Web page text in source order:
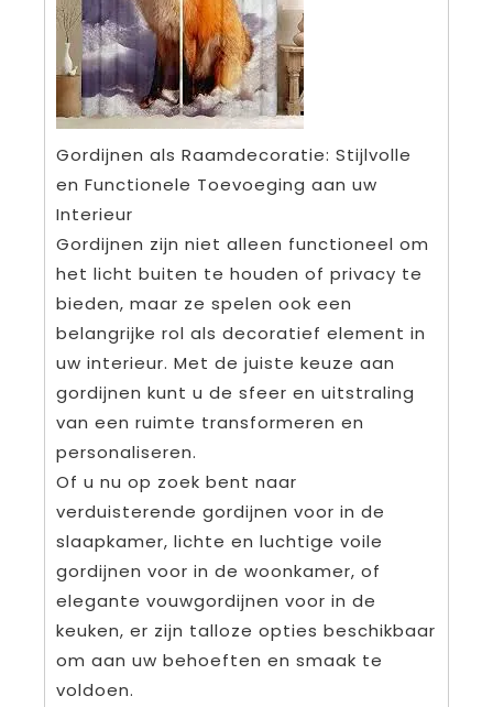
Gordijnen als Raamdecoratie: Stijlvolle
en Functionele Toevoeging aan uw
Interieur
Gordijnen zijn niet alleen functioneel om
het licht buiten te houden of privacy te
bieden, maar ze spelen ook een
belangrijke rol als decoratief element in
uw interieur. Met de juiste keuze aan
gordijnen kunt u de sfeer en uitstraling
van een ruimte transformeren en
personaliseren.
Of u nu op zoek bent naar
verduisterende gordijnen voor in de
slaapkamer, lichte en luchtige voile
gordijnen voor in de woonkamer, of
elegante vouwgordijnen voor in de
keuken, er zijn talloze opties beschikbaar
om aan uw behoeften en smaak te
voldoen.